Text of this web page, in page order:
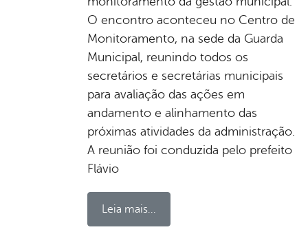
O encontro aconteceu no Centro de
Monitoramento, na sede da Guarda
Municipal, reunindo todos os
secretários e secretárias municipais
para avaliação das ações em
andamento e alinhamento das
próximas atividades da administração.
A reunião foi conduzida pelo prefeito
Flávio
Leia mais...